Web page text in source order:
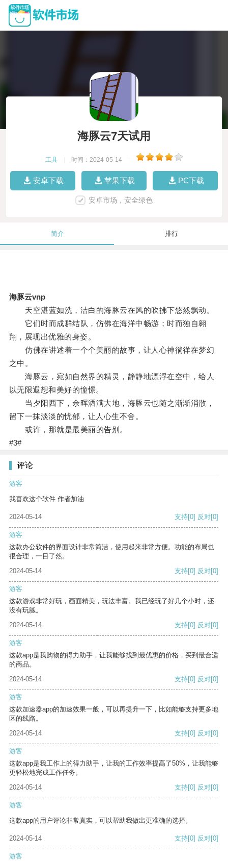
海豚云7天试用
工具 时间：2024-05-14
安卓下载 苹果下载 PC下载
安卓市场，安全绿色
简介 排行
海豚云vnp
天空湛蓝如洗，洁白的海豚云在风的吹拂下悠然飘动。
它们时而成群结队，仿佛在海洋中畅游；时而独自翱
翔，展现出优雅的身姿。
仿佛在讲述着一个个美丽的故事，让人心神徜徉在梦幻
之中。
海豚云，宛如自然界的精灵，静静地漂浮在空中，给人
以无限遐想和美好的憧憬。
当夕阳西下，余晖洒满大地，海豚云也随之渐渐消散，
留下一抹淡淡的忧郁，让人心生不舍。
或许，那就是最美丽的告别。
#3#
评论
游客
我喜欢这个软件 作者加油
2024-05-14 支持[0] 反对[0]
游客
这款办公软件的界面设计非常简洁，使用起来非常方便。功能的布局也
很合理，一目了然。
2024-05-14
支持[0] 反对[0]
游客
这款游戏非常好玩，画面精美，玩法丰富。我已经玩了好几个小时，还
没有玩腻。
2024-05-14
支持[0] 反对[0]
游客
这款app是我购物的得力助手，让我能够找到最优惠的价格，买到最合适
的商品。
2024-05-14
支持[0] 反对[0]
游客
这款加速器app的加速效果一般，可以再提升一下，比如能够支持更多地
区的线路。
2024-05-14
支持[0] 反对[0]
游客
这款app是我工作上的得力助手，让我的工作效率提高了50%，让我能够
更轻松地完成工作任务。
2024-05-14
支持[0] 反对[0]
游客
这款app的用户评论非常真实，可以帮助我做出更准确的选择。
2024-05-14 支持[0] 反对[0]
游客